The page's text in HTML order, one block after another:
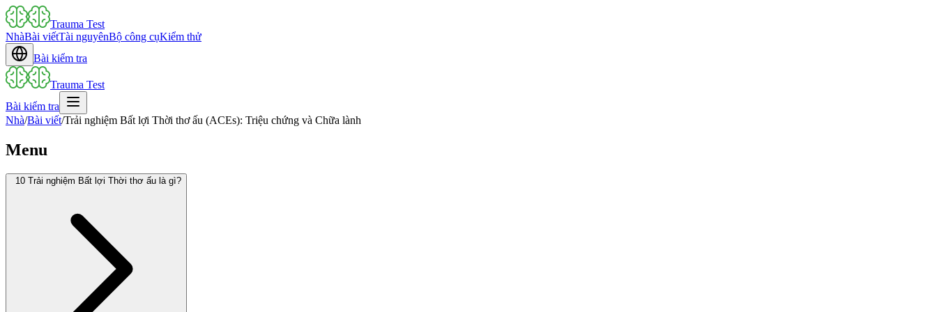
Trauma Test
NhàBài viếtTài nguyênBộ công cụKiểm thử
Bài kiểm tra
Trauma Test
Bài kiểm tra
Nhà/Bài viết/Trải nghiệm Bất lợi Thời thơ ấu (ACEs): Triệu chứng và Chữa lành
Menu
10 Trải nghiệm Bất lợi Thời thơ ấu là gì?